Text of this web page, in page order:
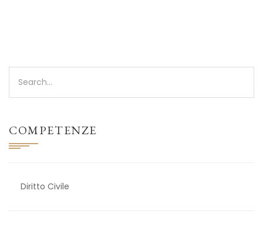
COMPETENZE
Diritto Civile